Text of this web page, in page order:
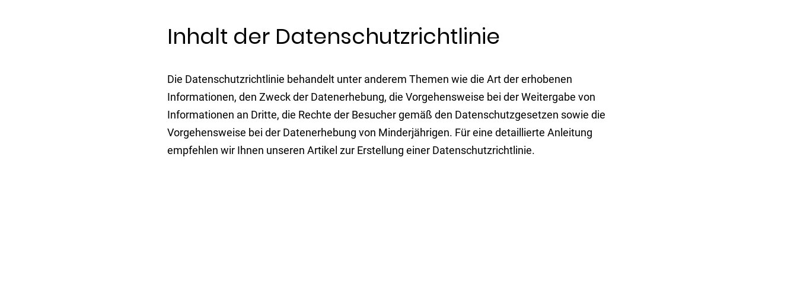
Inhalt der Datenschutzrichtlinie
Die Datenschutzrichtlinie behandelt unter anderem Themen wie die Art der erhobenen
Informationen, den Zweck der Datenerhebung, die Vorgehensweise bei der Weitergabe von
Informationen an Dritte, die Rechte der Besucher gemäß den Datenschutzgesetzen sowie die
Vorgehensweise bei der Datenerhebung von Minderjährigen. Für eine detaillierte Anleitung
empfehlen wir Ihnen unseren Artikel zur Erstellung einer Datenschutzrichtlinie.